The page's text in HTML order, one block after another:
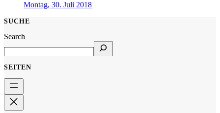
Montag, 30. Juli 2018
SUCHE
Search
SEITEN